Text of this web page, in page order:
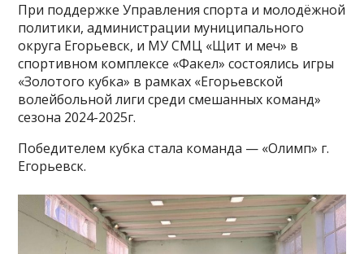
При поддержке Управления спорта и молодёжной
политики, администрации муниципального
округа Егорьевск, и МУ СМЦ «Щит и меч» в
спортивном комплексе «Факел» состоялись игры
«Золотого кубка» в рамках «Егорьевской
волейбольной лиги среди смешанных команд»
сезона 2024-2025г.
Победителем кубка стала команда — «Олимп» г.
Егорьевск.